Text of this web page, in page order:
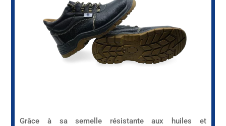
Grâce à sa semelle résistante aux huiles et